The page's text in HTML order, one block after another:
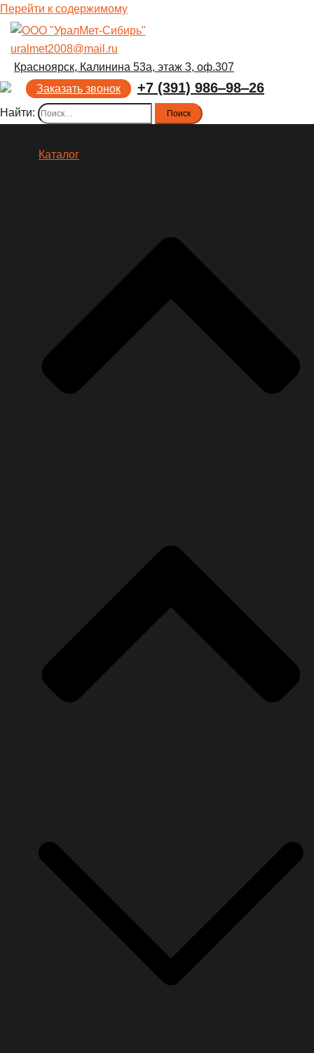
Перейти к содержимому
uralmet2008@mail.ru
Красноярск, Калинина 53а, этаж 3, оф.307
Заказать звонок
+7 (391) 986‒98‒26
Найти:
Каталог